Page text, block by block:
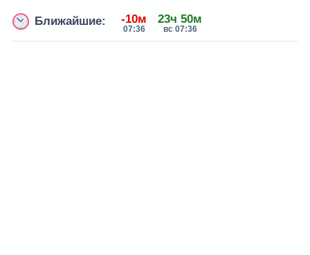
Ближайшие: -10м
07:36
23ч 50м
вс 07:36